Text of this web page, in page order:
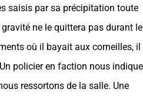
saisis par sa précipitation toute
ne le quittera pas durant le
où il bayait aux corneilles, il
policier en faction nous indique
ressortons de la salle. Une